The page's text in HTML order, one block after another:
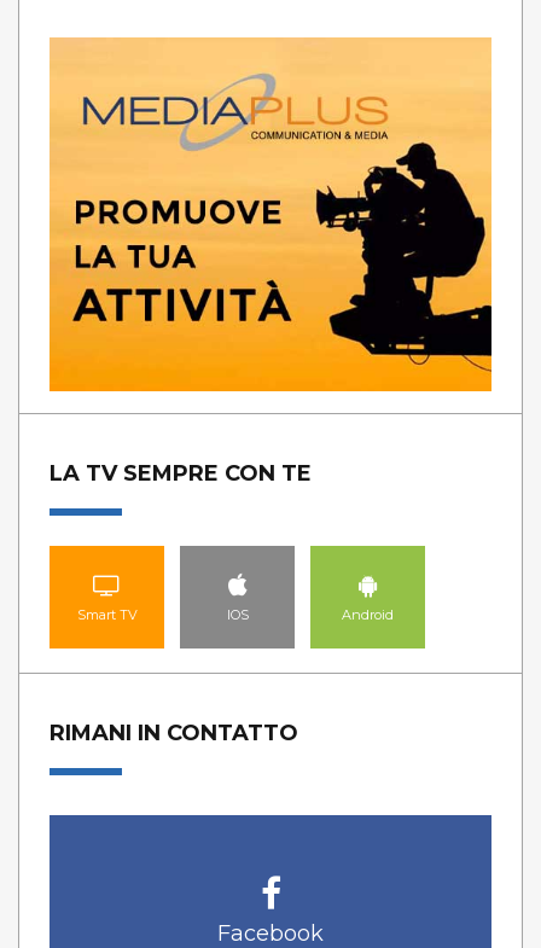
LA TV SEMPRE CON TE
Smart TV IOS Android
RIMANI IN CONTATTO
Facebook